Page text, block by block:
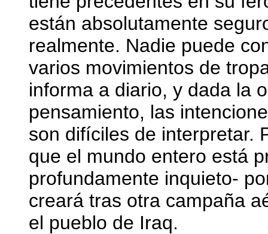
están absolutamente
realmente. Nadie puede
varios movimientos de
informa a diario, y dada la
pensamiento, las
son difíciles de interpretar.
que el mundo entero está
profundamente inquieto-
creará tras otra campaña
el pueblo de Iraq.